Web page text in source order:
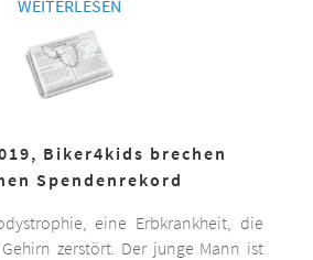
WEITERLESEN
Biker4kids brechen
Spendenrekord
eine Erbkrankheit, die
zerstört. Der junge Mann ist